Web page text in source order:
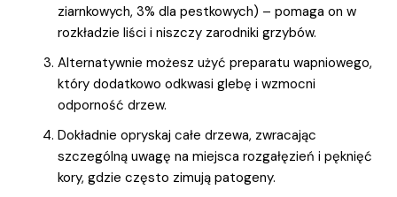
ziarnkowych, 3% dla pestkowych) – pomaga on w
rozkładzie liści i niszczy zarodniki grzybów.
Alternatywnie możesz użyć preparatu wapniowego,
który dodatkowo odkwasi glebę i wzmocni
odporność drzew.
Dokładnie opryskaj całe drzewa, zwracając
szczególną uwagę na miejsca rozgałęzień i pęknięć
kory, gdzie często zimują patogeny.